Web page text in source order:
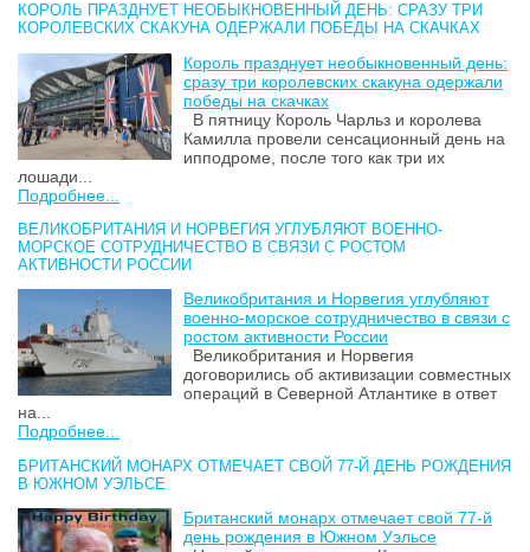
КОРОЛЬ ПРАЗДНУЕТ НЕОБЫКНОВЕННЫЙ ДЕНЬ: СРАЗУ ТРИ
КОРОЛЕВСКИХ СКАКУНА ОДЕРЖАЛИ ПОБЕДЫ НА СКАЧКАХ
Король празднует необыкновенный день:
сразу три королевских скакуна одержали
победы на скачках
В пятницу Король Чарльз и королева
Камилла провели сенсационный день на
ипподроме, после того как три их
лошади...
Подробнее...
ВЕЛИКОБРИТАНИЯ И НОРВЕГИЯ УГЛУБЛЯЮТ ВОЕННО-
МОРСКОЕ СОТРУДНИЧЕСТВО В СВЯЗИ С РОСТОМ
АКТИВНОСТИ РОССИИ
Великобритания и Норвегия углубляют
военно-морское сотрудничество в связи с
ростом активности России
Великобритания и Норвегия
договорились об активизации совместных
операций в Северной Атлантике в ответ
на...
Подробнее...
БРИТАНСКИЙ МОНАРХ ОТМЕЧАЕТ СВОЙ 77-Й ДЕНЬ РОЖДЕНИЯ
В ЮЖНОМ УЭЛЬСЕ
Британский монарх отмечает свой 77-й
день рождения в Южном Уэльсе